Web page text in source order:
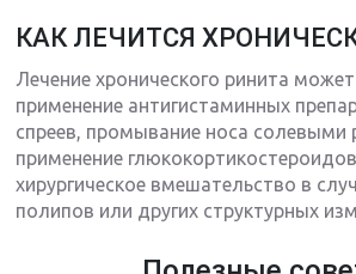
КАК ЛЕЧИТСЯ
Лечение хронического ринита
применение антигистаминных
спреев, промывание носа солевыми
применение
хирургическое вмешательство в
полипов или других структурных